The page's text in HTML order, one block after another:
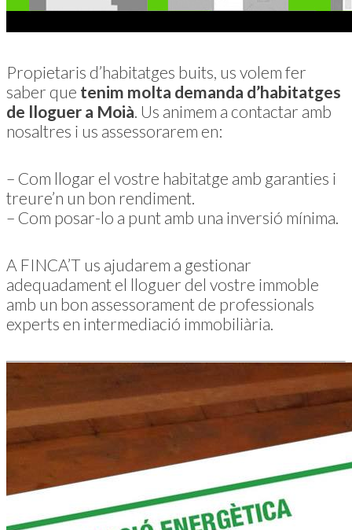
Propietaris d’habitatges buits, us volem fer
saber que tenim molta demanda d’habitatges
de lloguer a Moià . Us animem a contactar amb
nosaltres i us assessorarem en:
– Com llogar el vostre habitatge amb garanties i
treure’n un bon rendiment.
– Com posar-lo a punt amb una inversió mínima.
A FINCA’T us ajudarem a gestionar
adequadament el lloguer del vostre immoble
amb un bon assessorament de professionals
experts en intermediació immobiliària.